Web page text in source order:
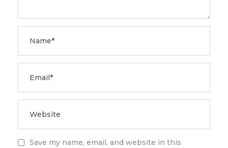
Save my name, email, and website in this